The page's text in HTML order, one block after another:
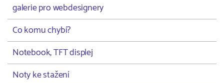
galerie pro webdesignery
Co komu chybí?
Notebook, TFT displej
Noty ke stažení